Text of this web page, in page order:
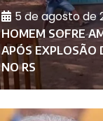
5 de agosto de
HOMEM SOFRE
APÓS EXPLOSÃO
NO RS